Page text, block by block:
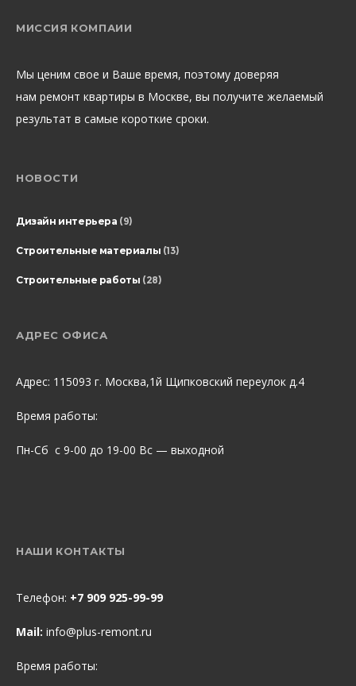
МИССИЯ КОМПАИИ
Мы ценим свое и Ваше время, поэтому доверяя
нам ремонт квартиры в Москве, вы получите желаемый
результат в самые короткие сроки.
НОВОСТИ
Дизайн интерьера (9)
Строительные материалы (13)
Строительные работы (28)
АДРЕС ОФИСА
Адрес: 115093 г. Москва,1й Щипковский переулок д.4
Время работы:
Пн-Сб с 9-00 до 19-00 Вс — выходной
НАШИ КОНТАКТЫ
Телефон: +7 909 925-99-99
Mail: info@plus-remont.ru
Время работы: